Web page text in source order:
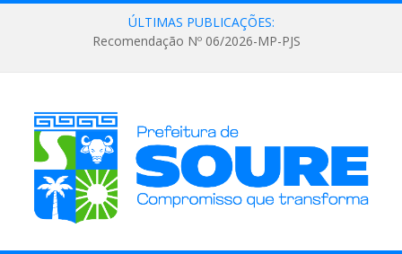
ÚLTIMAS PUBLICAÇÕES:
Recomendação Nº 06/2026-MP-PJS